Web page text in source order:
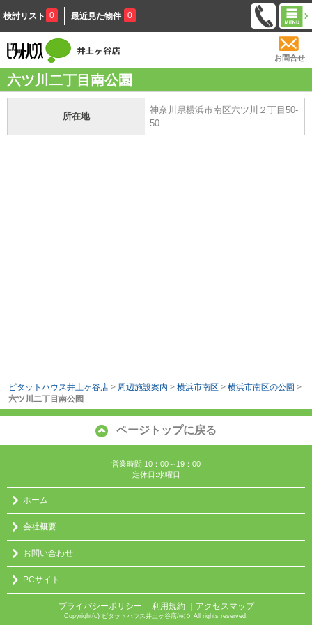
検討リスト 0 最近見た物件 0
お問合せ
六ツ川二丁目南公園
所在地
神奈川県横浜市南区六ツ川２丁目50-
50
ピタットハウス井土ヶ谷店 > 周辺施設案内 > 横浜市南区 > 横浜市南区の公園 >
六ツ川二丁目南公園
ページトップに戻る
営業時間:10：00～19：00
定休日:水曜日
ホーム
会社概要
お問い合わせ
PCサイト
プライバシーポリシー ｜ 利用規約 ｜アクセスマップ
Copyright(c) ピタットハウス井土ヶ谷店/㈱０ All rights reserved.